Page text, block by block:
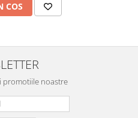
COS
promotiile noastre